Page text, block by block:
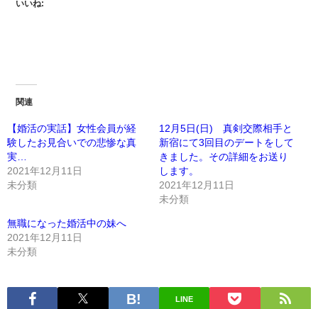
いいね:
関連
【婚活の実話】女性会員が経
験したお見合いでの悲惨な真
実…
2021年12月11日
未分類
12月5日(日) 真剣交際相手と
新宿にて3回目のデートをして
きました。その詳細をお送り
します。
2021年12月11日
未分類
無職になった婚活中の妹へ
2021年12月11日
未分類
LINE